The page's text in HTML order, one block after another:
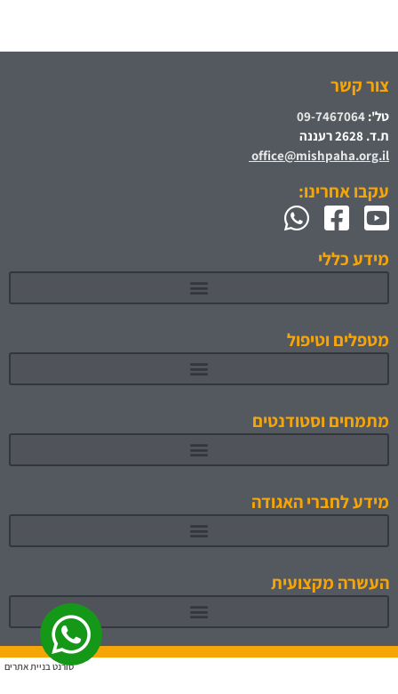
צור קשר
טל': 09-7467064
ת.ד. 2628 רעננה
office@mishpaha.org.il
עקבו אחרינו:
מידע כללי
מטפלים וטיפול
מתמחים וסטודנטים
מידע לחברי האגודה
העשרה מקצועית
טורנט בניית אתרים